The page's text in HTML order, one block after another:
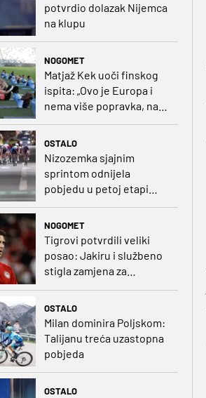
potvrdio dolazak Nijemca
na klupu
NOGOMET
Matjaž Kek uoči finskog
ispita: „Ovo je Europa i
nema više popravka, na
Rujevici se nešto pita i
OSTALO
Nizozemka sjajnim
sprintom odnijela
pobjedu u petoj etapi
NOGOMET
Tigrovi potvrdili veliki
posao: Jakiru i službeno
stigla zamjena za
OSTALO
Milan dominira Poljskom:
Talijanu treća uzastopna
pobjeda
OSTALO